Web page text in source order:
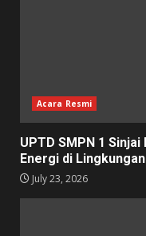
Acara Resmi
UPTD SMPN 1
Energi di
July 23, 2026